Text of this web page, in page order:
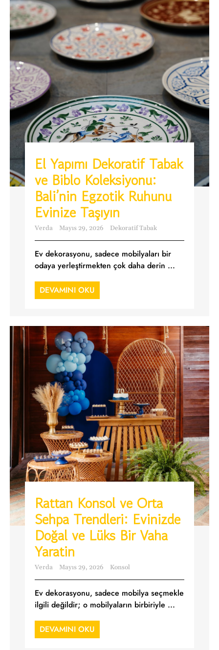
El Yapımı Dekoratif Tabak
ve Biblo Koleksiyonu:
Bali’nin Egzotik Ruhunu
Evinize Taşıyın
Verda Mayıs 29, 2026 Dekoratif Tabak
Ev dekorasyonu, sadece mobilyaları bir
odaya yerleştirmekten çok daha derin ...
DEVAMINI OKU
Rattan Konsol ve Orta
Sehpa Trendleri: Evinizde
Doğal ve Lüks Bir Vaha
Yaratin
Verda Mayıs 29, 2026 Konsol
Ev dekorasyonu, sadece mobilya seçmekle
ilgili değildir; o mobilyaların birbiriyle ...
DEVAMINI OKU